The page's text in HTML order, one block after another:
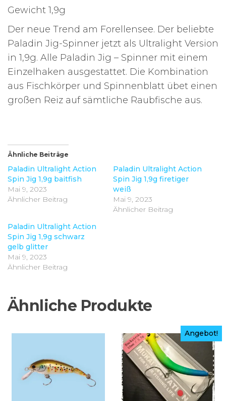
Gewicht 1,9g
Der neue Trend am Forellensee. Der beliebte
Paladin Jig-Spinner jetzt als Ultralight Version
in 1,9g. Alle Paladin Jig – Spinner mit einem
Einzelhaken ausgestattet. Die Kombination
aus Fischkörper und Spinnenblatt übet einen
großen Reiz auf sämtliche Raubfische aus.
Ähnliche Beiträge
Paladin Ultralight Action
Spin Jig 1,9g baitfish
Mai 9, 2023
Ähnlicher Beitrag
Paladin Ultralight Action
Spin Jig 1,9g firetiger
weiß
Mai 9, 2023
Ähnlicher Beitrag
Paladin Ultralight Action
Spin Jig 1,9g schwarz
gelb glitter
Mai 9, 2023
Ähnlicher Beitrag
Ähnliche Produkte
Angebot!